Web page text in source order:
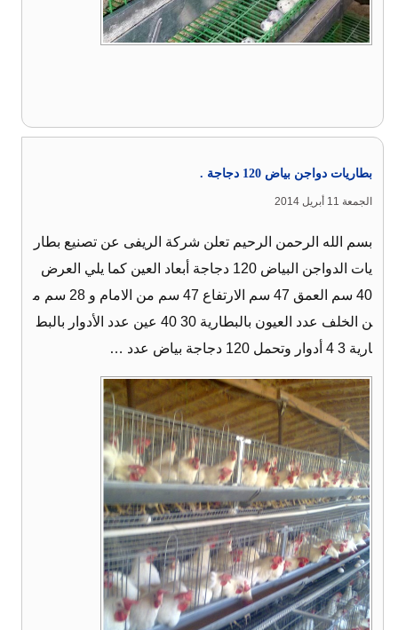
بطاريات دواجن بياض 120 دجاجة .
الجمعة 11 أبريل 2014
بسم الله الرحمن الرحيم تعلن شركة الريفى عن تصنيع بطار
يات الدواجن البياض 120 دجاجة أبعاد العين كما يلي العرض
40 سم العمق 47 سم الارتفاع 47 سم من الامام و 28 سم م
ن الخلف عدد العيون بالبطارية 30 40 عين عدد الأدوار بالبط
ارية 3 4 أدوار وتحمل 120 دجاجة بياض عدد …